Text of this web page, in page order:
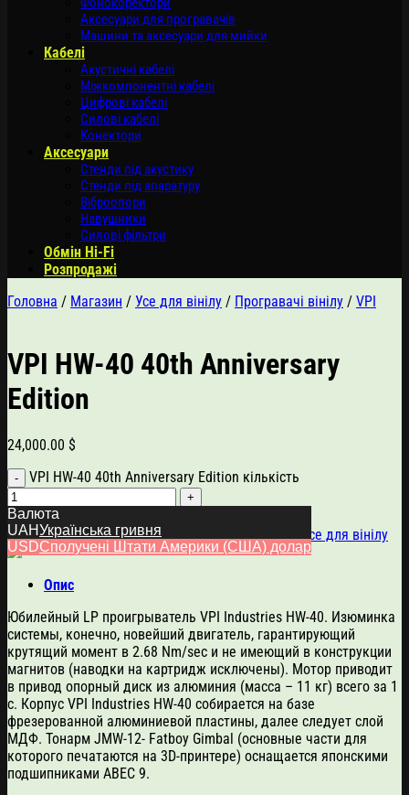
Аксесуари для програвачів
Машини та аксесуари для мийки
Кабелі
Акустичні кабелі
Міжкомпонентні кабелі
Цифрові кабелі
Силові кабелі
Конектори
Аксесуари
Стенди під акустику
Стенди під апаратуру
Віброопори
Навушники
Силові фільтри
Обмін Hi-Fi
Розпродажі
Головна / Магазин / Усе для вінілу / Програвачі вінілу / VPI
VPI HW-40 40th Anniversary
Edition
24,000.00 $
VPI HW-40 40th Anniversary Edition кількість
Додати в кошик
Артикул:6266 Категорії:VPI,Програвачі вінілу,Усе для вінілу
Опис
Юбилейный LP проигрыватель VPI Industries HW-40. Изюминка
системы, конечно, новейший двигатель, гарантирующий
крутящий момент в 2.68 Nm/sec и не имеющий в конструкции
магнитов (наводки на картридж исключены). Мотор приводит
в привод опорный диск из алюминия (масса – 11 кг) всего за 1
с. Корпус VPI Industries HW-40 собирается на базе
фрезерованной алюминиевой пластины, далее следует слой
МДФ. Тонарм JMW-12- Fatboy Gimbal (основные части для
которого печатаются на 3D-принтере) оснащается японскими
подшипниками ABEC 9.
Валюта
UAHУкраїнська гривня
USDСполучені Штати Америки (США) долар